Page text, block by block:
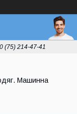
(75) 214-47-41
Машинна